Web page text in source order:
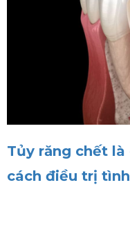
Tủy răng chết là
cách điều trị